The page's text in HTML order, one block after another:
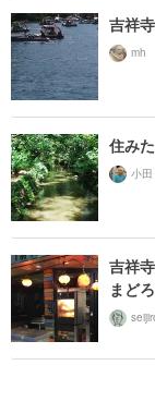
吉祥
mh
住み
小田
吉祥
まど